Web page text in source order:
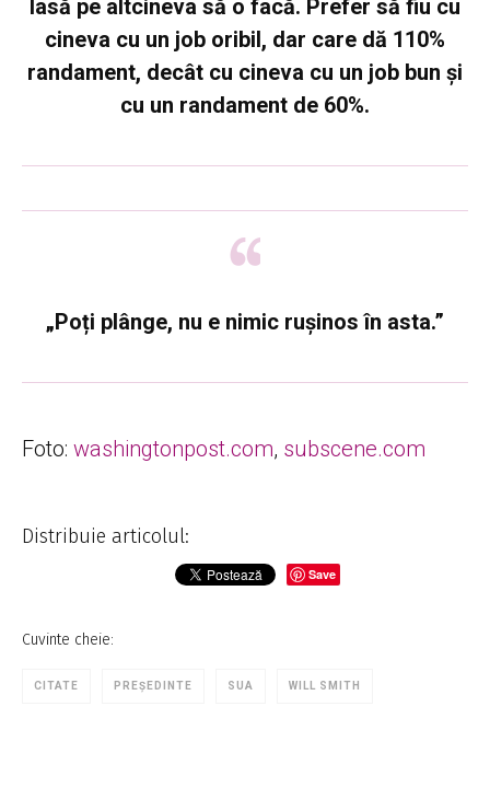
lasă pe altcineva să o facă. Prefer să fiu cu
cineva cu un job oribil, dar care dă 110%
randament, decât cu cineva cu un job bun şi
cu un randament de 60%.
„Poți plânge, nu e nimic rușinos în asta.”
Foto: washingtonpost.com, subscene.com
Distribuie articolul:
Save
Cuvinte cheie:
CITATE PREȘEDINTE SUA WILL SMITH